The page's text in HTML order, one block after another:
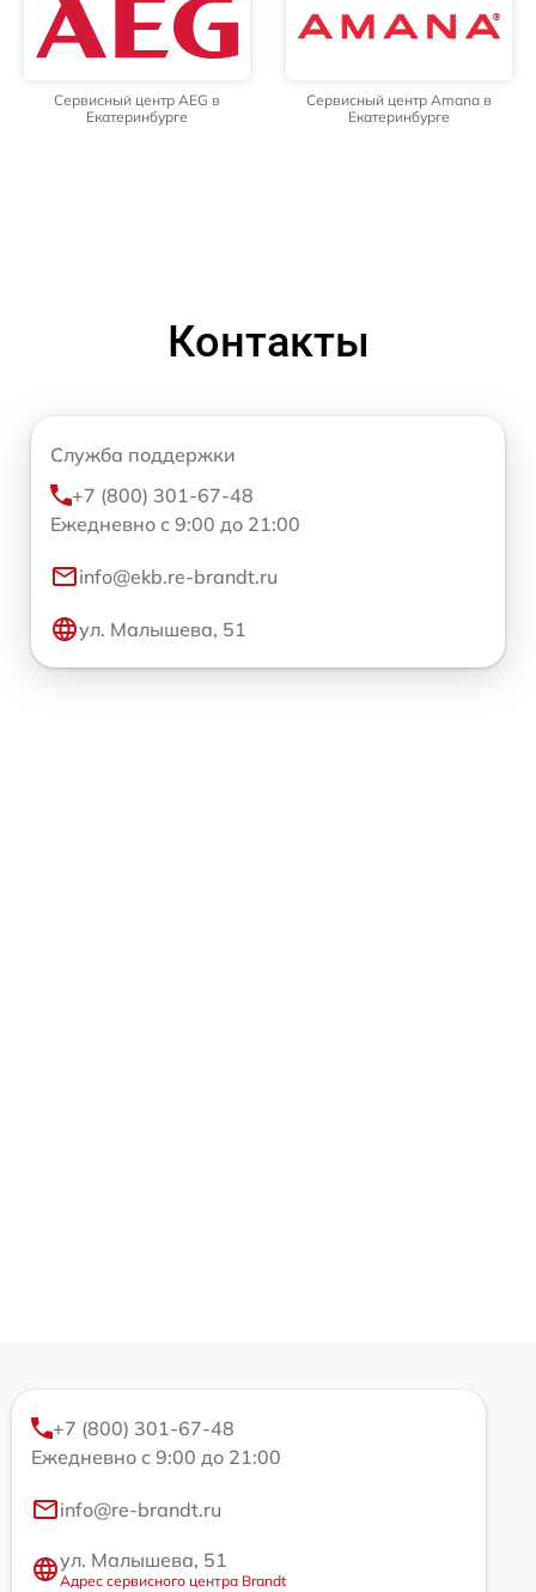
Сервисный центр AEG в
Екатеринбурге
Сервисный центр Amana в
Екатеринбурге
Контакты
Служба поддержки
+7 (800) 301-67-48
Ежедневно с 9:00 до 21:00
info@ekb.re-brandt.ru
ул. Малышева, 51
+7 (800) 301-67-48
Ежедневно с 9:00 до 21:00
info@re-brandt.ru
ул. Малышева, 51
Адрес сервисного центра Brandt